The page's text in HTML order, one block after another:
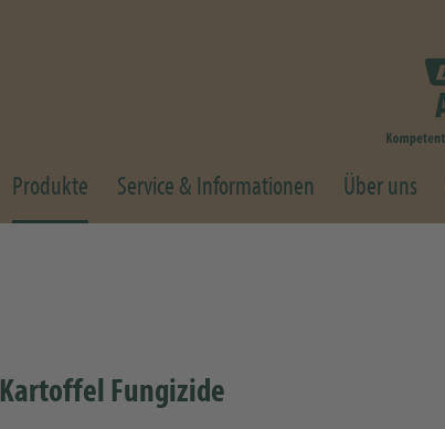
Produkte Service & Informationen Über uns
Kartoffel Fungizide